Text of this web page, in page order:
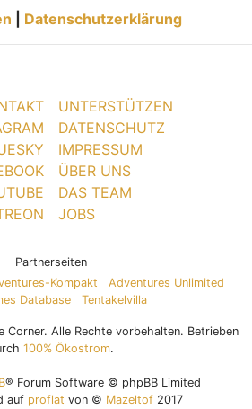
Datenschutzerklärung
UNTERSTÜTZEN
DATENSCHUTZ
IMPRESSUM
ÜBER UNS
DAS TEAM
JOBS
Partnerseiten
Kompakt
Adventures Unlimited
Database
Tentakelvilla
Alle Rechte vorbehalten. Betrieben
100% Ökostrom.
® Forum Software © phpBB Limited
auf proflat von © Mazeltof2017